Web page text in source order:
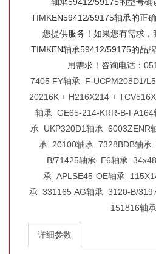
轴承59412/59175的型号确
TIMKEN59412/59175轴承的正
您提供服务！如果您有需求，
TIMKEN轴承59412/59175的品
用需求！咨询电话：
7405 FY轴承 F-UCPM208D1/
20216K + H216X214 +
轴承 GE65-214-KRR-B-FA164
承 UKP320D1轴承 6003ZENR
承 20100轴承 7328BDB轴承
B/71425轴承 E6轴承
承 APLSE45-OE轴承
承 331165 AG轴承 3120-B/
151816轴承
详细参数